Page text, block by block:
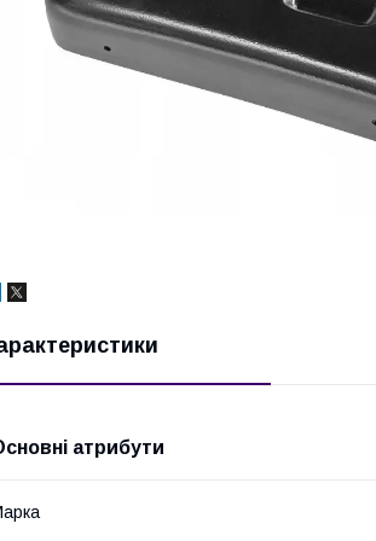
атрибути